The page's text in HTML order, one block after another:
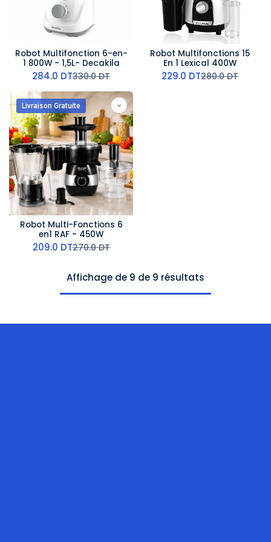
Robot Multifonction 6-en-
1 800W - 1,5L- Decakila
284.0 DT330.0DT
Robot Multifonctions 15
En 1 Lexical 400W
229.0 DT280.0DT
Livraison Gratuite
Robot Multi-Fonctions 6
en1 RAF - 450W
209.0 DT270.0DT
Affichage de 9 de 9 résultats